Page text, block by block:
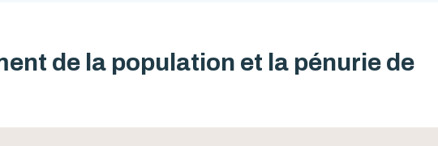
de la population et la pénurie de